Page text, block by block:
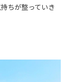
ちが整っていき